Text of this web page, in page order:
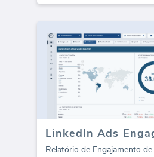
Relatório de Engajamento